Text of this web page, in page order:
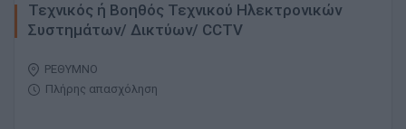
Τεχνικός ή Βοηθός Τεχνικού Ηλεκτρονικών
Συστημάτων/ Δικτύων/ CCTV
ΡΕΘΥΜΝΟ
Πλήρης απασχόληση